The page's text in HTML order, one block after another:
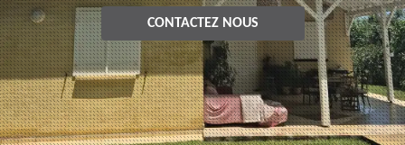
CONTACTEZ NOUS